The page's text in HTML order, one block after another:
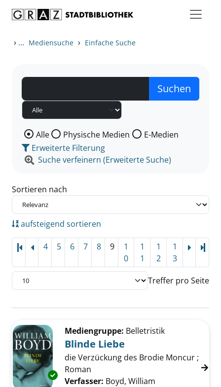
› ... Mediensuche › Einfache Suche
Wählen Sie die Medienart nach der Sie suchen wollen.
Alle Physische Medien
E-Medien
Erweiterte Filterung
Suche verfeinern (Erweiterte Suche)
Sortieren nach
aufsteigend sortieren
4 5 6 7 8 9
1
0
1
1
1
2
1
3
Treffer pro Seite
Zu den Suchfiltern springen
Exemplar-Details von Blinde Liebe anzeigen
Mediengruppe: Belletristik
Blinde Liebe
die Verzückung des Brodie Moncur ;
Roman
Verfasser: Boyd, William